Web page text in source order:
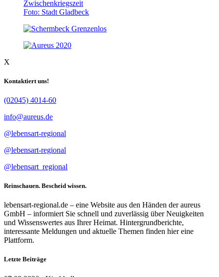
Foto: Stadt Gladbeck
X
Kontaktiert uns!
(02045) 4014-60
info@aureus.de
@lebensart-regional
@lebensart-regional
@lebensart_regional
Reinschauen. Bescheid wissen.
lebensart-regional.de – eine Website aus den Händen der aureus
GmbH – informiert Sie schnell und zuverlässig über Neuigkeiten
und Wissenswertes aus Ihrer Heimat. Hintergrundberichte,
interessante Meldungen und aktuelle Themen finden hier eine
Plattform.
Letzte Beiträge